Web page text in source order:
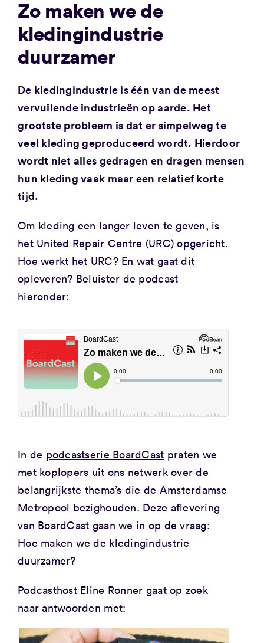
Zo maken we de
kledingindustrie
duurzamer
De kledingindustrie is één van de meest
vervuilende industrieën op aarde. Het
grootste probleem is dat er simpelweg te
veel kleding geproduceerd wordt. Hierdoor
wordt niet alles gedragen en dragen mensen
hun kleding vaak maar een relatief korte
tijd.
Om kleding een langer leven te geven, is
het United Repair Centre (URC) opgericht.
Hoe werkt het URC? En wat gaat dit
opleveren? Beluister de podcast
hieronder:
In de podcastserie BoardCast praten we
met koplopers uit ons netwerk over de
belangrijkste thema’s die de Amsterdamse
Metropool bezighouden. Deze aflevering
van BoardCast gaan we in op de vraag:
Hoe maken we de kledingindustrie
duurzamer?
Podcasthost Eline Ronner gaat op zoek
naar antwoorden met: